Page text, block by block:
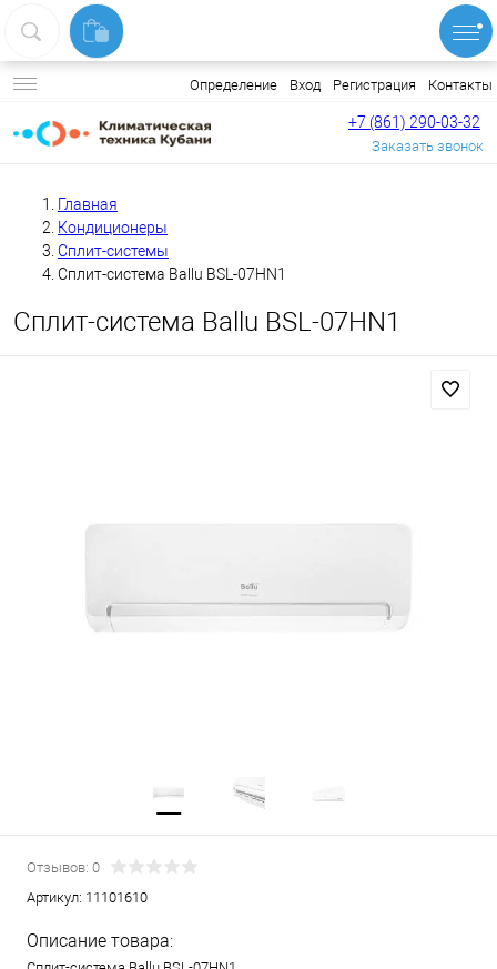
Определение Вход Регистрация Контакты
+7 (861) 290-03-32
Заказать звонок
Главная
Кондиционеры
Сплит-системы
Сплит-система Ballu BSL-07HN1
Сплит-система Ballu BSL-07HN1
Отзывов: 0
Артикул: 11101610
Описание товара: